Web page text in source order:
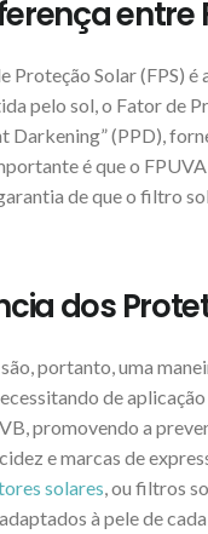
entre
Proteção Solar (FPS)
pelo sol, o Fator de
Darkening” (PPD),
é que o
de que o filtro
dos
são, portanto, uma
de
promovendo a
e marcas de
solares , ou filtros
à pele de